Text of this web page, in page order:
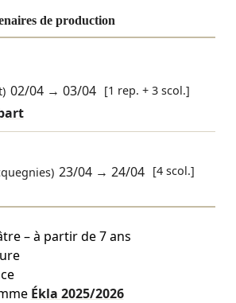
de production
02/04 →03/04 [1 rep. + 3 scol.]
23/04 →24/04 [4 scol.]
– à partir de 7 ans
Ékla 2025/2026